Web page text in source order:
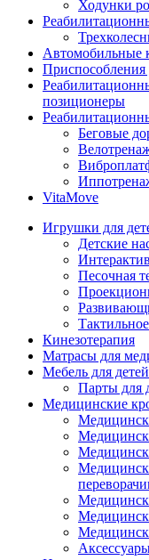
Ходунки
Автомобильные
Приспособления
позиционеры
Беговые
VitaMove
Игрушки для
Детские
Песочная
Кинезотерапия
Матрасы для
Мебель для
Парты для
Медицинские